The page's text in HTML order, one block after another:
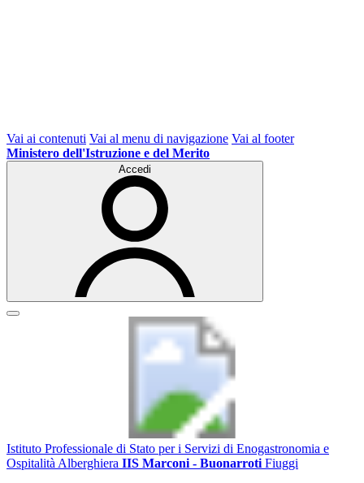
Vai ai contenuti Vai al menu di navigazione Vai al footer
Ministero dell'Istruzione e del Merito
Accedi
Istituto Professionale di Stato per i Servizi di Enogastronomia e
Ospitalità Alberghiera IIS Marconi - Buonarroti Fiuggi